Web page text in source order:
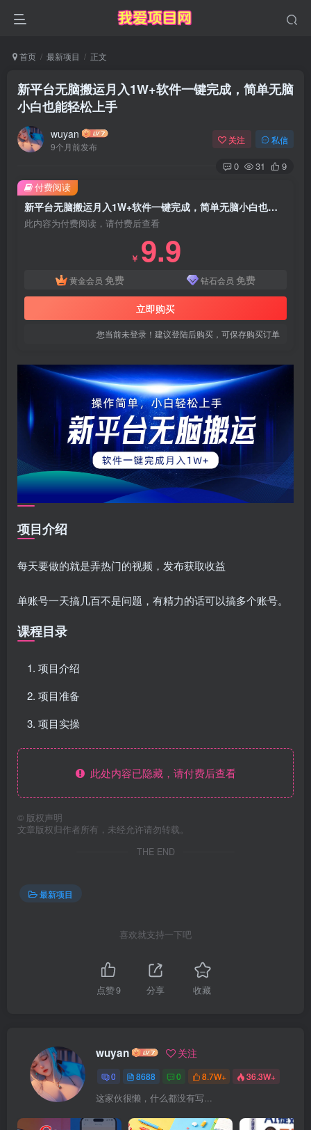
首页 最新项目 正文
新平台无脑搬运月入1W+软件一键完成，简单无脑
小白也能轻松上手
wuyan
9个月前发布
关注 私信
0 31 9
新平台无脑搬运月入1W+软件一键完成，简单无脑小白也能轻松上手
此内容为付费阅读，请付费后查看
￥ 9.9
黄金会员 免费 钻石会员 免费
立即购买
您当前未登录！建议登陆后购买，可保存购买订单
付费阅读
项目介绍
每天要做的就是弄热门的视频，发布获取收益
单账号一天搞几百不是问题，有精力的话可以搞多个账号。
课程目录
项目介绍
项目准备
项目实操
此处内容已隐藏，请付费后查看
© 版权声明
文章版权归作者所有，未经允许请勿转载。
THE END
最新项目
喜欢就支持一下吧
点赞9 分享 收藏
wuyan 关注
0 8688 0 8.7W+ 36.3W+
这家伙很懒，什么都没有写...